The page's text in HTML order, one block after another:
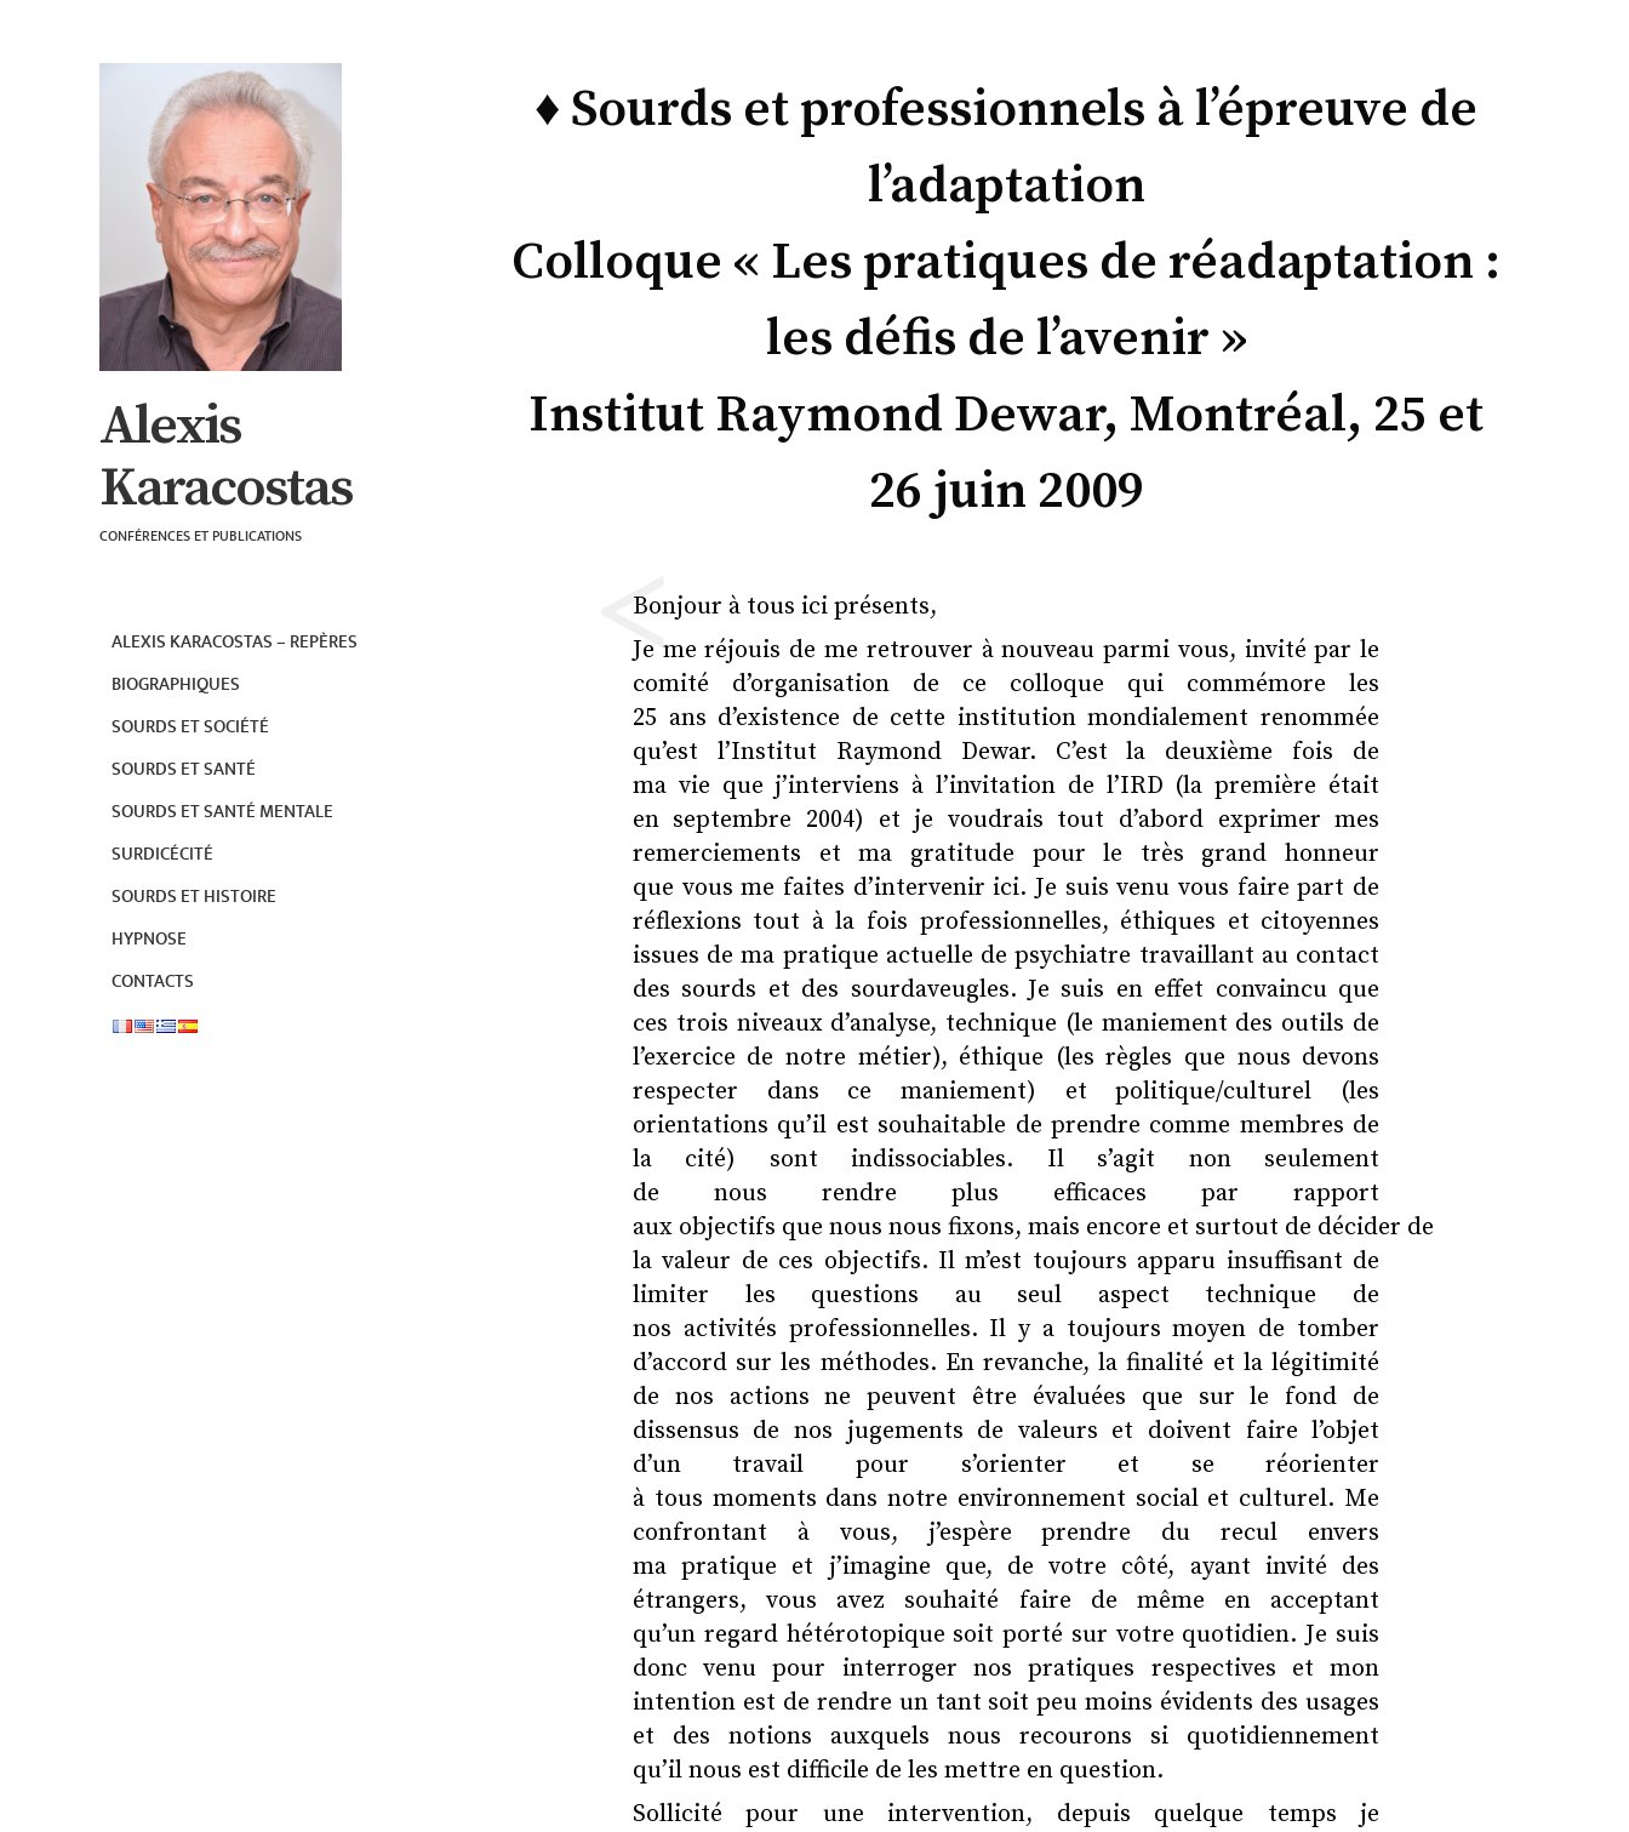
Alexis
Karacostas
CONFÉRENCES ET PUBLICATIONS
ALEXIS KARACOSTAS – REPÈRES
BIOGRAPHIQUES
SOURDS ET SOCIÉTÉ
SOURDS ET SANTÉ
SOURDS ET SANTÉ MENTALE
SURDICÉCITÉ
SOURDS ET HISTOIRE
HYPNOSE
CONTACTS
♦ Sourds et professionnels à l’épreuve de
l’adaptation
Colloque « Les pratiques de réadaptation :
les défis de l’avenir »
Institut Raymond Dewar, Montréal, 25 et
26 juin 2009
<
Bonjour à tous ici présents,
Je me réjouis de me retrouver à nouveau parmi vous, invité par le
comité d’organisation de ce colloque qui commémore les
25 ans d’existence de cette institution mondialement renommée
qu’est l’Institut Raymond Dewar. C’est la deuxième fois de
ma vie que j’interviens à l’invitation de l’IRD (la première était
en septembre 2004) et je voudrais tout d’abord exprimer mes
remerciements et ma gratitude pour le très grand honneur
que vous me faites d’intervenir ici. Je suis venu vous faire part de
réflexions tout à la fois professionnelles, éthiques et citoyennes
issues de ma pratique actuelle de psychiatre travaillant au contact
des sourds et des sourdaveugles. Je suis en effet convaincu que
ces trois niveaux d’analyse, technique (le maniement des outils de
l’exercice de notre métier), éthique (les règles que nous devons
respecter dans ce maniement) et politique/culturel (les
orientations qu’il est souhaitable de prendre comme membres de
la cité) sont indissociables. Il s’agit non seulement
de nous rendre plus efficaces par rapport
aux objectifs que nous nous fixons, mais encore et surtout de décider de
la valeur de ces objectifs. Il m’est toujours apparu insuffisant de
limiter les questions au seul aspect technique de
nos activités professionnelles. Il y a toujours moyen de tomber
d’accord sur les méthodes. En revanche, la finalité et la légitimité
de nos actions ne peuvent être évaluées que sur le fond de
dissensus de nos jugements de valeurs et doivent faire l’objet
d’un travail pour s’orienter et se réorienter
à tous moments dans notre environnement social et culturel. Me
confrontant à vous, j’espère prendre du recul envers
ma pratique et j’imagine que, de votre côté, ayant invité des
étrangers, vous avez souhaité faire de même en acceptant
qu’un regard hétérotopique soit porté sur votre quotidien. Je suis
donc venu pour interroger nos pratiques respectives et mon
intention est de rendre un tant soit peu moins évidents des usages
et des notions auxquels nous recourons si quotidiennement
qu’il nous est difficile de les mettre en question.
Sollicité pour une intervention, depuis quelque temps je